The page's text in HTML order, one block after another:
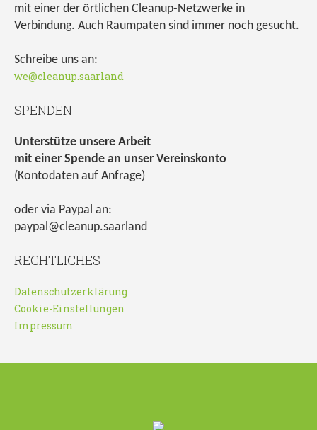
mit einer der örtlichen Cleanup-Netzwerke in
Verbindung. Auch Raumpaten sind immer noch gesucht.
Schreibe uns an:
we@cleanup.saarland
SPENDEN
Unterstütze unsere Arbeit
mit einer Spende an unser Vereinskonto
(Kontodaten auf Anfrage)
oder via Paypal an:
paypal@cleanup.saarland
RECHTLICHES
Datenschutzerklärung
Cookie-Einstellungen
Impressum